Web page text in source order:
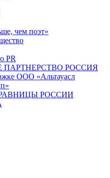
чем поэт»
PR
ПАРТНЕРСТВО РОССИЯ
ООО «Альтауасл
РОССИИ